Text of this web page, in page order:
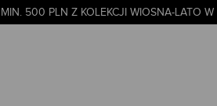
500 PLN Z KOLEKCJI WIOSNA-LATO W